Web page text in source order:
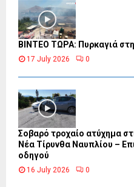
ΒΙΝΤΕΟ ΤΩΡΑ: Πυρκαγιά
17 July 2026 0
Σοβαρό τροχαίο ατύχημα
Νέα Τίρυνθα Ναυπλίου –
οδηγού
16 July 2026 0